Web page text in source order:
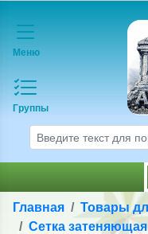
Меню
Группы
Главная
Товары
Сетка затеняющая